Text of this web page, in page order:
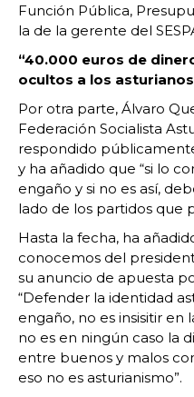
Función Pública,
la de la gerente del
“40.000 euros de
ocultos a los
Por otra parte, Álvaro
Federación Socialista
respondido
y ha añadido que “si lo
engaño y si no es así,
lado de los partidos que
Hasta la fecha, ha
conocemos del
su anuncio de apuesta
“Defender la identidad
engaño, no es insisitir
no es en ningún caso la
entre buenos y malos
eso no es asturianismo”.